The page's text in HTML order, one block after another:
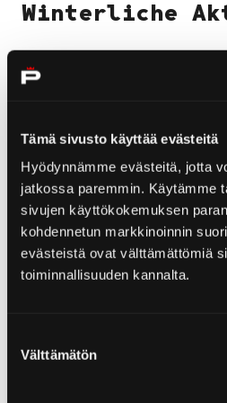
Tämä sivusto käyttää evästeitä
Hyödynnämme evästeitä, jotta
jatkossa paremmin. Käytämme
sivujen käyttökokemuksen
kohdennetun markkinoinnin
evästeistä ovat välttämättömiä
toiminnallisuuden kannalta.
valinta
Välttämätön
Winterliche
Yyteri ist auch im Winter
genug Schnee liegt, ist das
präpariert, sofern die
nur auf den entsprechend
rodeln, um die empfindliche
Yyteri nicht zu schädigen.
Rodeln ist nur in den
der Karte grün markiert sind.
zulassen. Die Routen sind auf